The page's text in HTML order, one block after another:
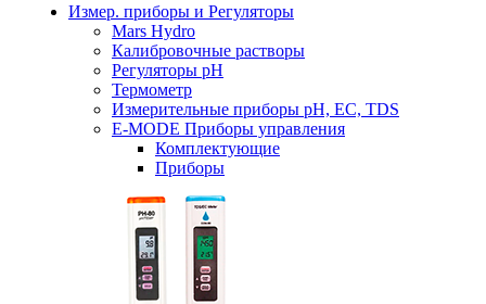
Измер. приборы и Регуляторы
Mars Hydro
Калибровочные растворы
Регуляторы рН
Термометр
Измерительные приборы pH, EC, TDS
E-MODE Приборы управления
Комплектующие
Приборы